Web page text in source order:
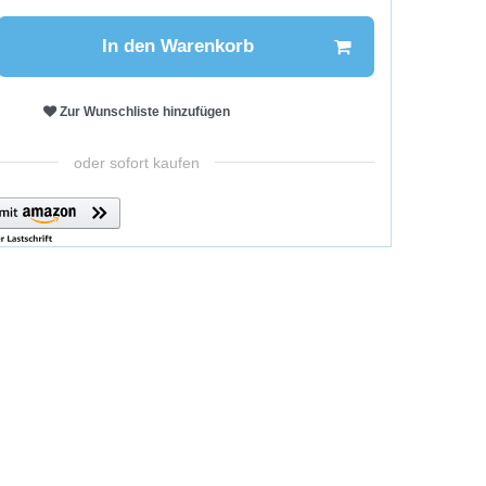
In den Warenkorb
Zur Wunschliste hinzufügen
oder sofort kaufen